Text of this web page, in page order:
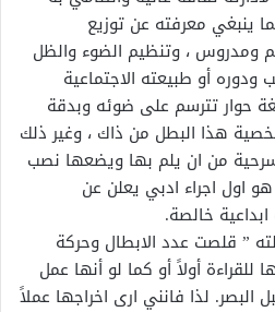
ينبغي معرفته عن توزيع
ومدروس ، وتنظيم الضوء والظل
ودوره أو طبيعته الاجتماعية
حوار تترسم على ضوئه وبدقة
هذا البطل من ذاك ، وغير ذلك
من ان يلم بها ويضعها نصب
اول اجراء ادبي يعلن عن
خالصة.
” قلصت عدد الابطال وحركة
أولاً أو كما لو أنها عمل
لذا فانني ارى اخراجها عملاً